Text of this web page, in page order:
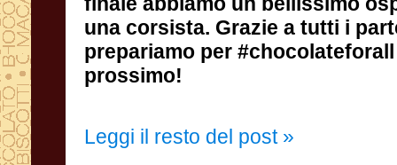
prossimo!
Leggi il resto del post »